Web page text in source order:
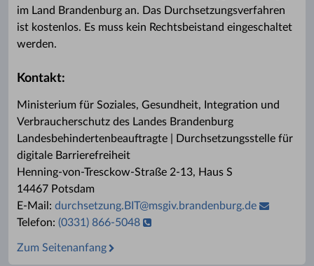
im Land Brandenburg an. Das Durchsetzungsverfahren
ist kostenlos. Es muss kein Rechtsbeistand eingeschaltet
werden.
Kontakt:
Ministerium für Soziales, Gesundheit, Integration und
Verbraucherschutz des Landes Brandenburg
Landesbehindertenbeauftragte | Durchsetzungsstelle für
digitale Barrierefreiheit
Henning-von-Tresckow-Straße 2-13, Haus S
14467 Potsdam
E-Mail: durchsetzung.BIT@msgiv.brandenburg.de
Telefon: (0331) 866-5048
Zum Seitenanfang